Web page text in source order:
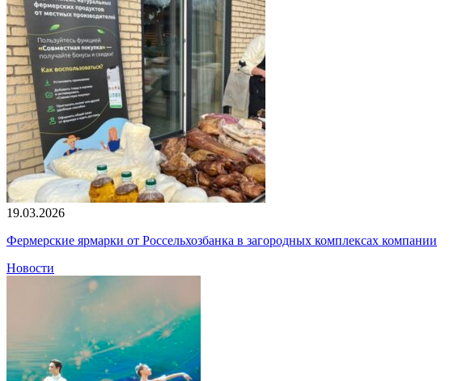
19.03.2026
Фермерские ярмарки от Россельхозбанка в загородных комплексах компании
Новости